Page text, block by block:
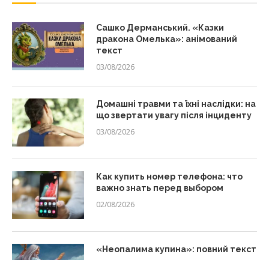
Сашко Дерманський. «Казки
дракона Омелька»: анімований
текст
03/08/2026
Домашні травми та їхні наслідки: на
що звертати увагу після інциденту
03/08/2026
Как купить номер телефона: что
важно знать перед выбором
02/08/2026
«Неопалима купина»: повний текст